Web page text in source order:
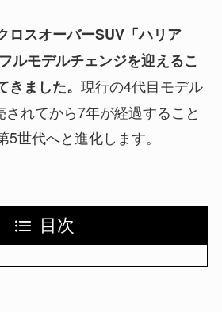
ロスオーバーSUV「ハリア
ルモデルチェンジを迎えるこ
ました。 現行の4代目モデル
れてから7年が経過すること
世代へと進化します。
目次